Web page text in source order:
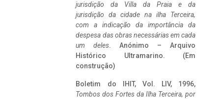
jurisdição da Villa da Praia e da
jurisdição da cidade na ilha Terceira,
com a indicação da importância da
despesa das obras necessárias em cada
um deles. Anónimo – Arquivo
Histórico Ultramarino. (Em
construção)
Boletim do IHIT, Vol. LIV, 1996,
Tombos dos Fortes da Ilha Terceira, por